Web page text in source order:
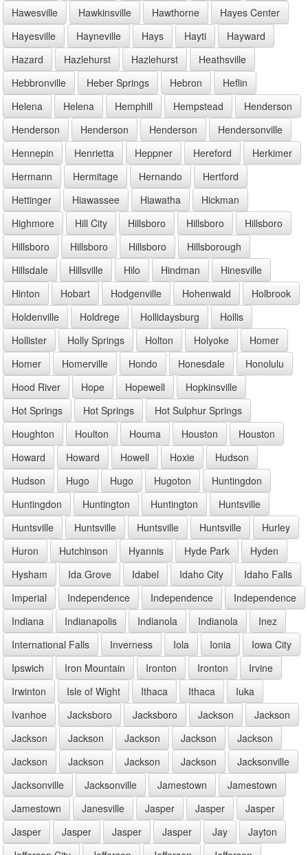
Hawesville
Hawkinsville Hawthorne
Hayes Center
Hayesville
Hayneville Hays Hayti
Hayward
Hazard
Hazlehurst Hazlehurst
Heathsville
Hebbronville
Heber Springs Hebron
Heflin
Helena
Helena Hemphill Hempstead
Henderson
Henderson
Henderson Henderson
Hendersonville
Hennepin
Henrietta Heppner Hereford
Herkimer
Hermann
Hermitage Hernando
Hertford
Hettinger
Hiawassee Hiawatha
Hickman
Highmore
Hill City Hillsboro Hillsboro
Hillsboro
Hillsboro
Hillsboro Hillsboro
Hillsborough
Hillsdale
Hillsville Hilo Hindman
Hinesville
Hinton
Hobart Hodgenville Hohenwald
Holbrook
Holdenville
Holdrege Hollidaysburg
Hollis
Hollister
Holly Springs Holton Holyoke
Homer
Homer
Homerville Hondo Honesdale
Honolulu
Hood River
Hope Hopewell
Hopkinsville
Hot Springs
Hot Springs
Hot Sulphur Springs
Houghton
Houlton Houma Houston
Houston
Howard
Howard Howell Hoxie
Hudson
Hudson
Hugo Hugo Hugoton
Huntingdon
Huntingdon
Huntington Huntington
Huntsville
Huntsville
Huntsville Huntsville Huntsville
Hurley
Huron
Hutchinson Hyannis Hyde Park
Hyden
Hysham
Ida Grove Idabel Idaho City
Idaho Falls
Imperial
Independence Independence
Independence
Indiana
Indianapolis Indianola Indianola
Inez
International Falls
Inverness Iola Ionia
Iowa City
Ipswich
Iron Mountain Ironton Ironton
Irvine
Irwinton
Isle of Wight Ithaca Ithaca
Iuka
Ivanhoe
Jacksboro Jacksboro Jackson
Jackson
Jackson
Jackson Jackson Jackson
Jackson
Jackson
Jackson Jackson Jackson
Jacksonville
Jacksonville
Jacksonville Jamestown
Jamestown
Jamestown
Janesville Jasper Jasper
Jasper
Jasper
Jasper Jasper Jasper Jay
Jayton